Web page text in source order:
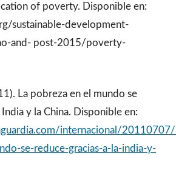
of poverty. Disponible en:
sustainable-development-
and- post-2015/poverty-
La pobreza en el mundo se
India y la China. Disponible en:
internacional/
se-reduce-gracias-a-la-india-y-